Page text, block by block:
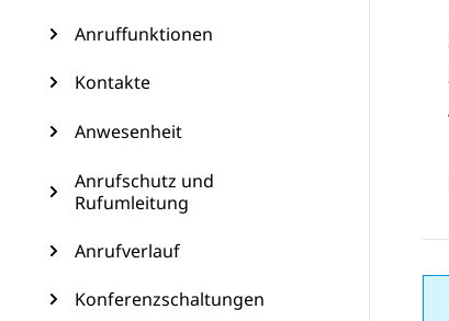
Anruffunktionen
Kontakte
Anwesenheit
Anrufschutz und
Rufumleitung
Anrufverlauf
Konferenzschaltungen